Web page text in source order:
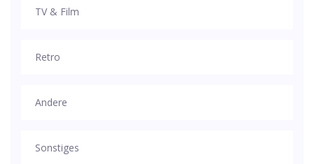
TV & Film
Retro
Andere
Sonstiges